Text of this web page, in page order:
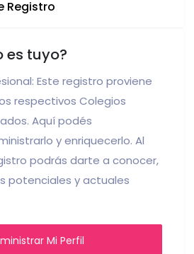
Registro
es tuyo?
Este registro proviene
respectivos Colegios
Aquí podés
y enriquecerlo. Al
podrás darte a conocer,
potenciales y actuales
Mi Perfil